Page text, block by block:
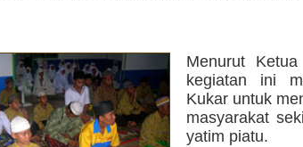
Menurut
kegiatan ini
Kukar untuk
masyarakat
yatim piatu.